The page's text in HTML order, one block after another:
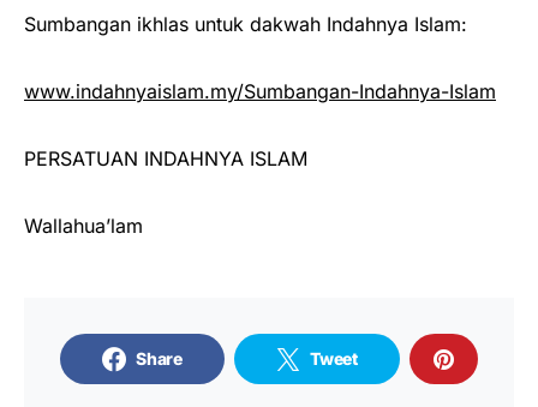
Sumbangan ikhlas untuk dakwah Indahnya Islam:
www.indahnyaislam.my/Sumbangan-Indahnya-Islam
PERSATUAN INDAHNYA ISLAM
Wallahua’lam
Share Tweet